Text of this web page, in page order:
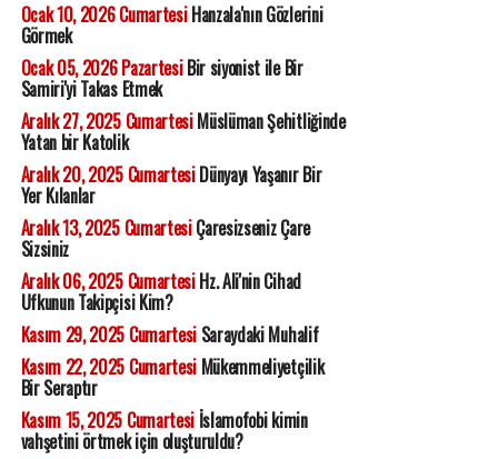
Ocak 10, 2026 CumartesiHanzala'nın Gözlerini
Görmek
Ocak 05, 2026 PazartesiBir siyonist ile Bir
Samiri'yi Takas Etmek
Aralık 27, 2025 CumartesiMüslüman Şehitliğinde
Yatan bir Katolik
Aralık 20, 2025 CumartesiDünyayı Yaşanır Bir
Yer Kılanlar
Aralık 13, 2025 CumartesiÇaresizseniz Çare
Sizsiniz
Aralık 06, 2025 CumartesiHz. Ali'nin Cihad
Ufkunun Takipçisi Kim?
Kasım 29, 2025 CumartesiSaraydaki Muhalif
Kasım 22, 2025 CumartesiMükemmeliyetçilik
Bir Seraptır
Kasım 15, 2025 Cumartesiİslamofobi kimin
vahşetini örtmek için oluşturuldu?